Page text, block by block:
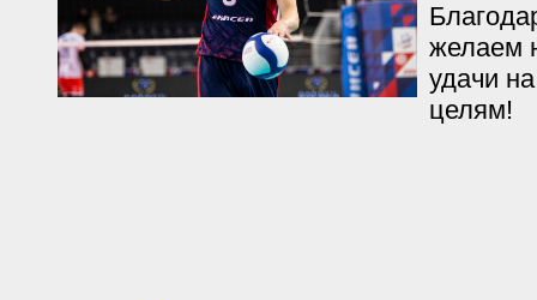
желаем
удачи
целям!